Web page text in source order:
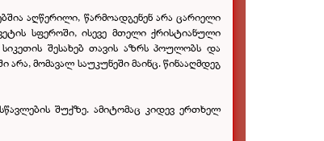
აღწერილი, წარმოადგენენ არა ცარიელი
სფეროში, ისევე მთელი ქრისტიანული
შესახებ თავის აზრს პოულობს და
მომავალ საუკუნეში მაინც. წინააღმდეგ
შუქზე. ამიტომაც კიდევ ერთხელ